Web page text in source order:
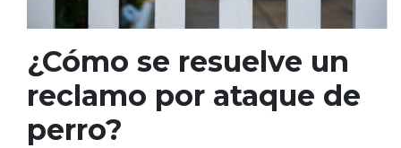
¿Cómo se resuelve un
reclamo por ataque de
perro?